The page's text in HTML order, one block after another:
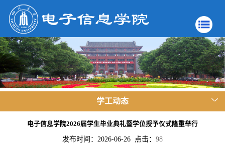
学工动态
电子信息学院2026届学生毕业典礼暨学位授予仪式隆重举行
发布时间：2026-06-26 点击： 98